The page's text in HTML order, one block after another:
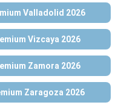
Valladolid 2026
Vizcaya 2026
Zamora 2026
Zaragoza 2026